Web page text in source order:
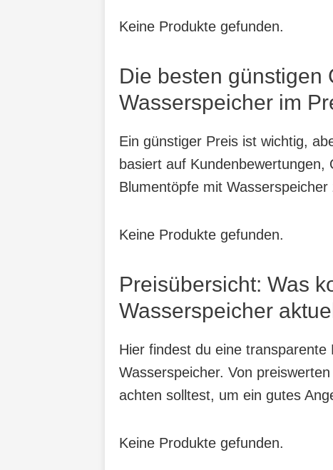
Keine Produkte gefunden.
Die besten günstigen
Wasserspeicher im
Ein günstiger Preis ist wichtig,
basiert auf
Blumentöpfe mit Wasserspeicher
Keine Produkte gefunden.
Preisübersicht: Was
Wasserspeicher
Hier findest du eine
Wasserspeicher. Von
achten solltest, um ein gutes
Keine Produkte gefunden.